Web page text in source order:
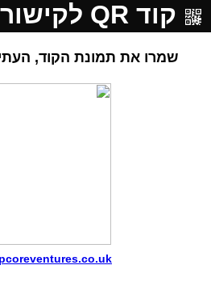
קוד QR לקישור
שמרו את תמונת הקוד,